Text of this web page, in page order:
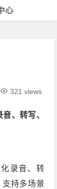
321 views
、转写、
录音、转
支持多场景